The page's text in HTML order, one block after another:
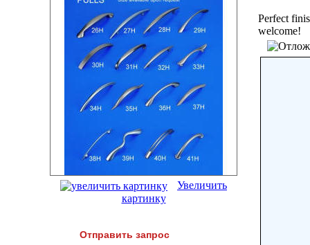
Увеличить
картинку
Отправить запрос
Perfect
welcome!